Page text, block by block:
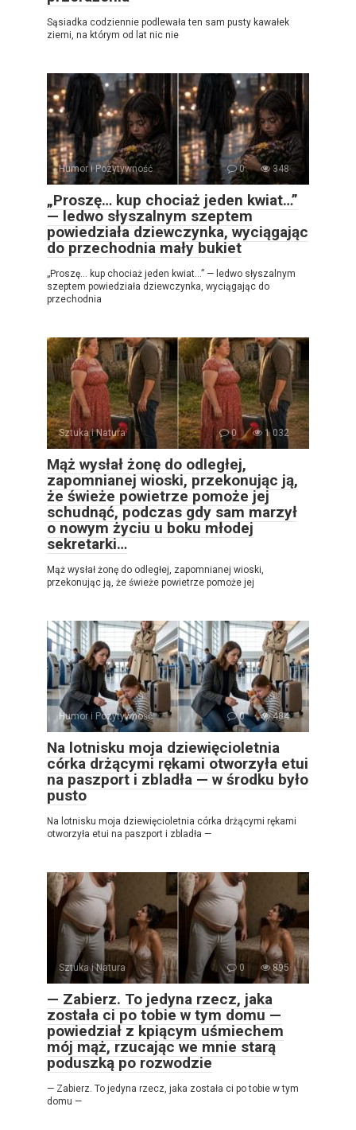
Sąsiadka codziennie podlewała ten sam pusty kawałek
ziemi, na którym od lat nic nie
Humor i Pozytywność 0 348
„Proszę… kup chociaż jeden kwiat…”
— ledwo słyszalnym szeptem
powiedziała dziewczynka, wyciągając
do przechodnia mały bukiet
„Proszę… kup chociaż jeden kwiat…” — ledwo słyszalnym
szeptem powiedziała dziewczynka, wyciągając do
przechodnia
Sztuka i Natura 0 1 032
Mąż wysłał żonę do odległej,
zapomnianej wioski, przekonując ją,
że świeże powietrze pomoże jej
schudnąć, podczas gdy sam marzył
o nowym życiu u boku młodej
sekretarki…
Mąż wysłał żonę do odległej, zapomnianej wioski,
przekonując ją, że świeże powietrze pomoże jej
Humor i Pozytywność 0 484
Na lotnisku moja dziewięcioletnia
córka drżącymi rękami otworzyła etui
na paszport i zbladła — w środku było
pusto
Na lotnisku moja dziewięcioletnia córka drżącymi rękami
otworzyła etui na paszport i zbladła —
Sztuka i Natura 0 895
— Zabierz. To jedyna rzecz, jaka
została ci po tobie w tym domu —
powiedział z kpiącym uśmiechem
mój mąż, rzucając we mnie starą
poduszką po rozwodzie
— Zabierz. To jedyna rzecz, jaka została ci po tobie w tym
domu —